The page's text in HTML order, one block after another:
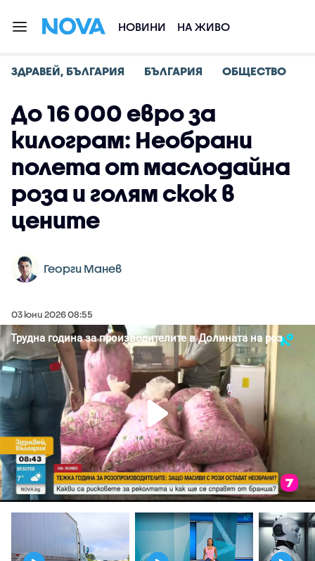
НОВИНИ НА ЖИВО
ЗДРАВЕЙ, БЪЛГАРИЯ БЪЛГАРИЯ ОБЩЕСТВО
До 16 000 евро за
килограм: Необрани
полета от маслодайна
роза и голям скок в
цените
Георги Манев
03 юни 2026 08:55